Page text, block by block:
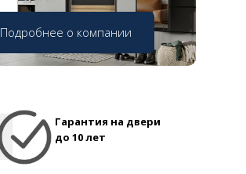
Подробнее о компании
Гарантия на двери
до 10 лет